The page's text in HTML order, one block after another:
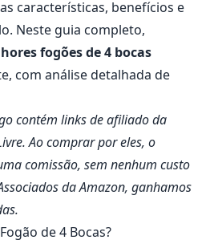
características, benefícios e
Neste guia completo,
fogões de 4 bocas
com análise detalhada de
contém links de afiliado da
Ao comprar por eles, o
comissão, sem nenhum custo
da Amazon, ganhamos
de 4 Bocas?